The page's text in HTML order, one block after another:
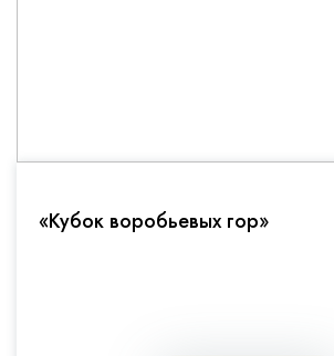
«Кубок воробьевых гор»